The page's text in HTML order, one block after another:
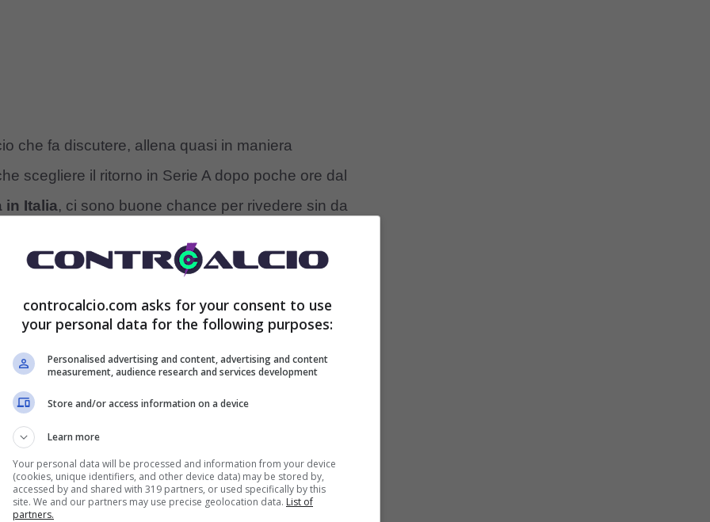
che fa discutere, allena quasi in maniera
scegliere il ritorno in Serie A dopo poche ore dal
in Italia, ci sono buone chance per rivedere sin da
Dinamo Tirana
i risultati e anche l’amalgama con la
in Italia e chissà sperare anche in una
Di Biagio
controcalcio.com asks for your consent to use
your personal data for the following purposes:
Personalised advertising and content, advertising and content
measurement, audience research and services development
Store and/or access information on a device
Learn more
Your personal data will be processed and information from your device
(cookies, unique identifiers, and other device data) may be stored by,
accessed by and shared with 319 partners, or used specifically by this
site. We and our partners may use precise geolocation data. List of
partners.